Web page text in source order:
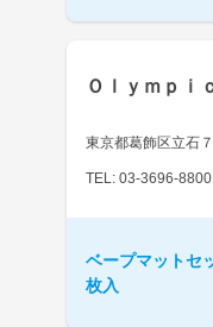
Ｏｌｙｍｐｉ
東京都葛飾区立石
TEL: 03-3696-8800
ベープマットセ
枚入